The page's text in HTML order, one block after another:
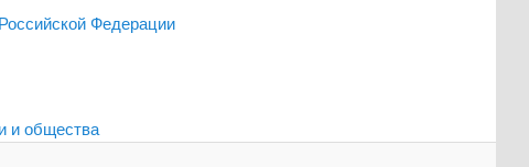
Федерации
и общества